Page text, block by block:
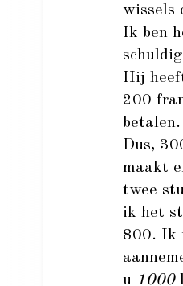
wissels
Ik ben
Hij
200
betalen.
Dus,
maakt
twee
ik het
800. Ik
u 1000